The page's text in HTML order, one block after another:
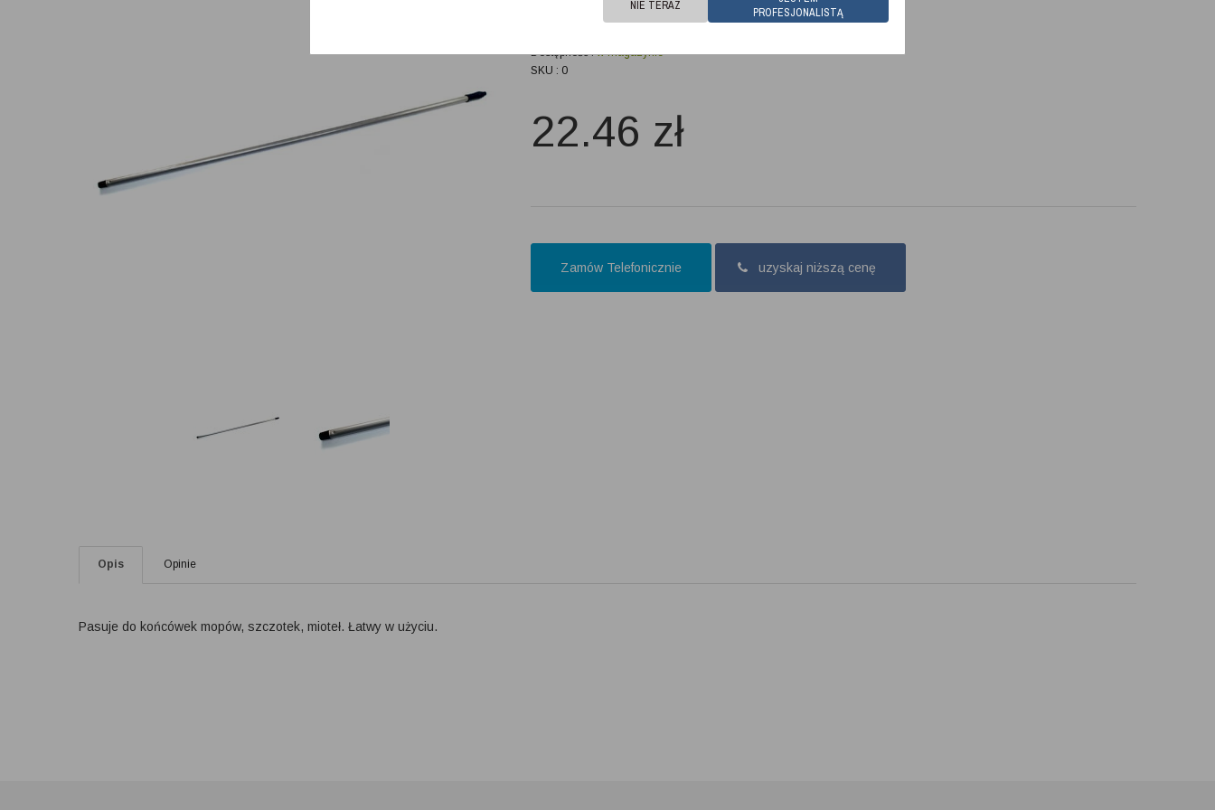
Dostępność :w magazynie
SKU : 0
22.46 zł
Zamów Telefonicznie uzyskaj niższą cenę
Opis Opinie
Pasuje do końcówek mopów, szczotek, mioteł. Łatwy w użyciu.
PROFESJONALISTĄ
NIE TERAZ